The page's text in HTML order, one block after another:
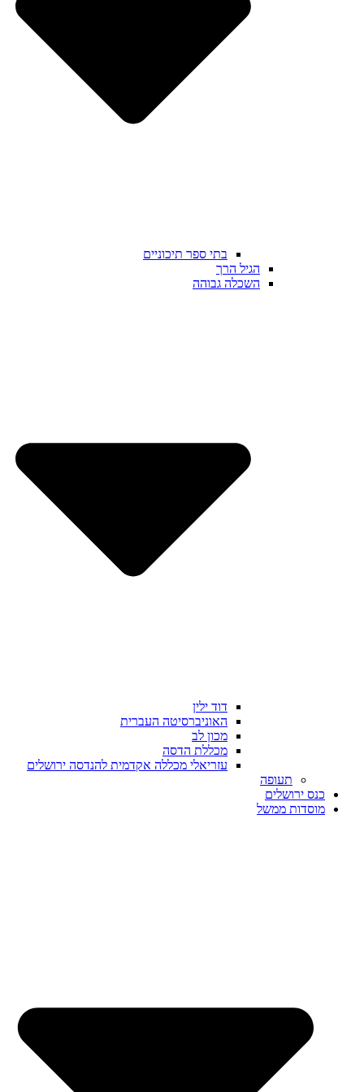
בתי ספר תיכוניים
הגיל הרך
השכלה גבוהה
דוד ילין
האוניברסיטה העברית
מכון לב
מכללת הדסה
עזריאלי מכללה אקדמית להנדסה ירושלים
תעופה
כנס ירושלים
מוסדות ממשל